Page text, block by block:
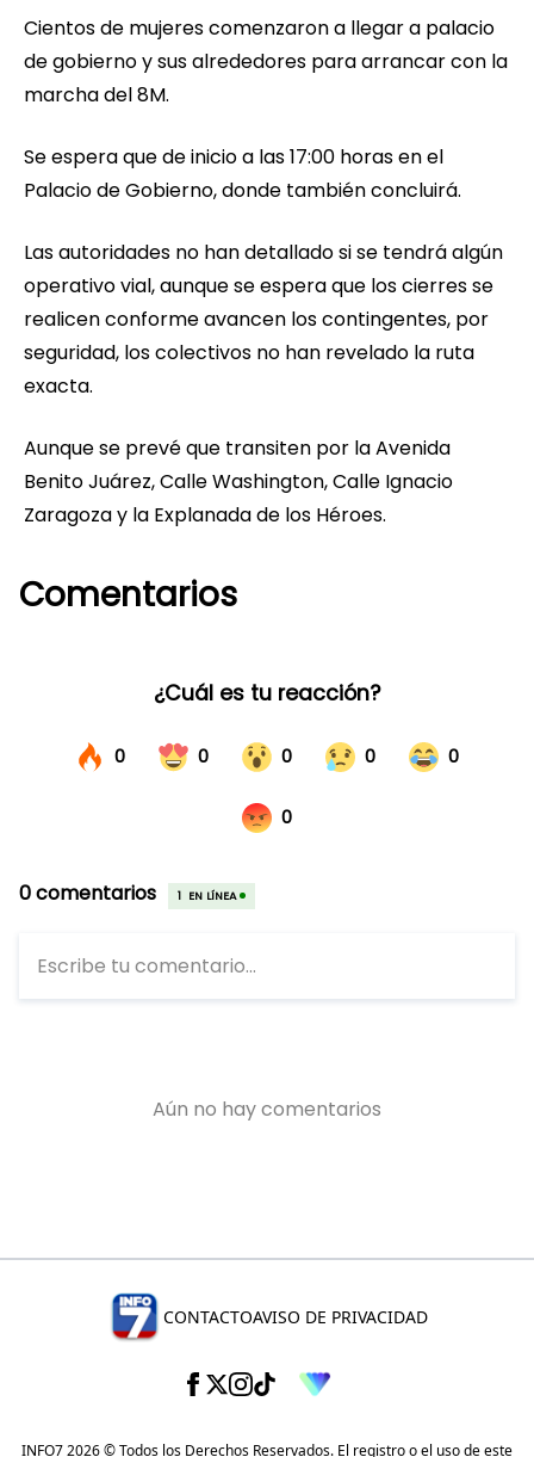
Cientos de mujeres comenzaron a llegar a palacio
de gobierno y sus alrededores para arrancar con la
marcha del 8M.
Se espera que de inicio a las 17:00 horas en el
Palacio de Gobierno, donde también concluirá.
Las autoridades no han detallado si se tendrá algún
operativo vial, aunque se espera que los cierres se
realicen conforme avancen los contingentes, por
seguridad, los colectivos no han revelado la ruta
exacta.
Aunque se prevé que transiten por la Avenida
Benito Juárez, Calle Washington, Calle Ignacio
Zaragoza y la Explanada de los Héroes.
Comentarios
CONTACTOAVISO DE PRIVACIDAD
INFO7 2026 © Todos los Derechos Reservados. El registro o el uso de este